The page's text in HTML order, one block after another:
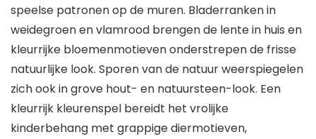
speelse patronen op de muren. Bladerranken in
weidegroen en vlamrood brengen de lente in huis en
kleurrijke bloemenmotieven onderstrepen de frisse
natuurlijke look. Sporen van de natuur weerspiegelen
zich ook in grove hout- en natuursteen-look. Een
kleurrijk kleurenspel bereidt het vrolijke
kinderbehang met grappige diermotieven,